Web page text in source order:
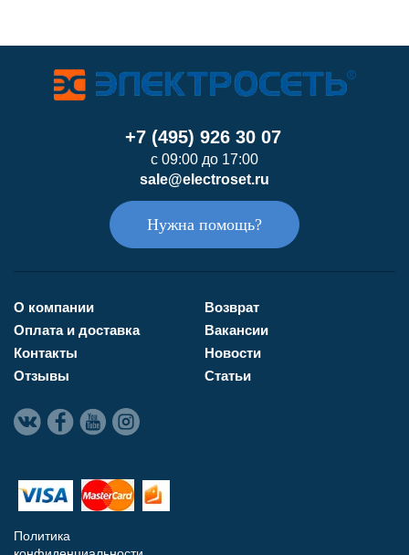
+7 (495) 926 30 07
с 09:00 до 17:00
sale@electroset.ru
Нужна помощь?
О компании
Оплата и доставка
Контакты
Отзывы
Возврат
Вакансии
Новости
Статьи
Политика